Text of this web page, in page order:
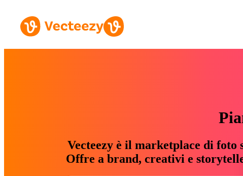
Vecteezy è il marketplace di
Offre a brand, creativi e